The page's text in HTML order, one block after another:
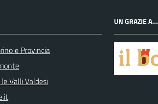
e Provincia
Valli Valdesi
UN GRAZIE A...